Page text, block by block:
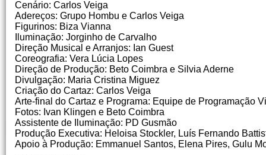
Cenário: Carlos Veiga
Adereços: Grupo Hombu e Carlos Veiga
Figurinos: Biza Vianna
Iluminação: Jorginho de Carvalho
Direção Musical e Arranjos: Ian Guest
Coreografia: Vera Lúcia Lopes
Direção de Produção: Beto Coimbra e Silvia Aderne
Divulgação: Maria Cristina Miguez
Criação do Cartaz: Carlos Veiga
Arte-final do Cartaz e Programa: Equipe de Programação
Fotos: Ivan Klingen e Beto Coimbra
Assistente de Iluminação: PD Gusmão
Produção Executiva: Heloisa Stockler, Luís Fernando
Apoio à Produção: Emmanuel Santos, Elena Pires, Gulu